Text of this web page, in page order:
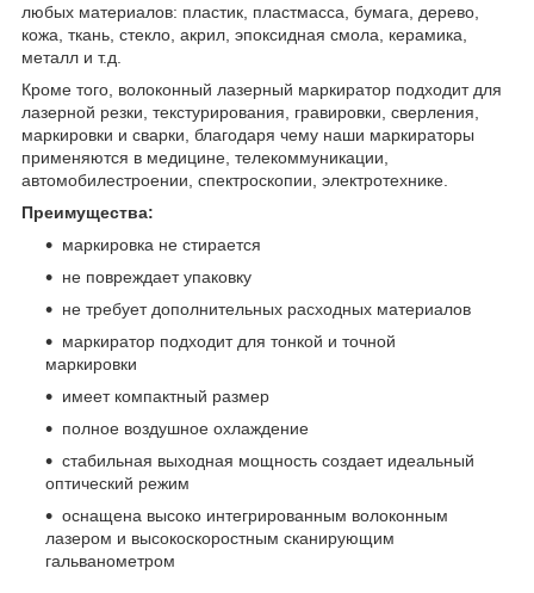
любых материалов: пластик, пластмасса, бумага, дерево,
кожа, ткань, стекло, акрил, эпоксидная смола, керамика,
металл и т.д.
Кроме того, волоконный лазерный маркиратор подходит для
лазерной резки, текстурирования, гравировки, сверления,
маркировки и сварки, благодаря чему наши маркираторы
применяются в медицине, телекоммуникации,
автомобилестроении, спектроскопии, электротехнике.
Преимущества:
маркировка не стирается
не повреждает упаковку
не требует дополнительных расходных материалов
маркиратор подходит для тонкой и точной
маркировки
имеет компактный размер
полное воздушное охлаждение
стабильная выходная мощность создает идеальный
оптический режим
оснащена высоко интегрированным волоконным
лазером и высокоскоростным сканирующим
гальванометром